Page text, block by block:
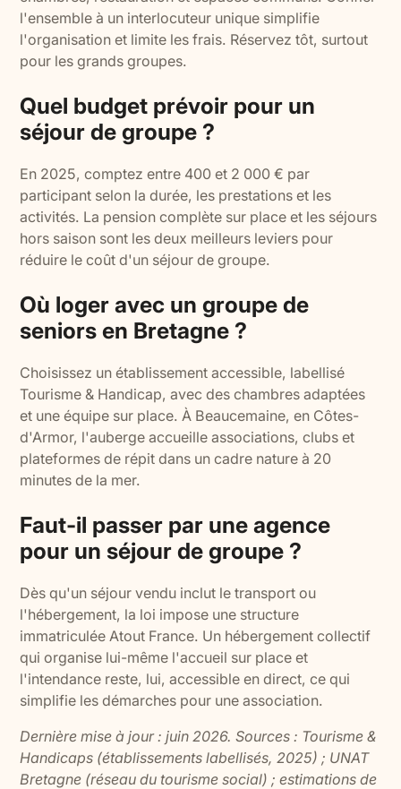
l'ensemble à un interlocuteur unique simplifie
l'organisation et limite les frais. Réservez tôt, surtout
pour les grands groupes.
Quel budget prévoir pour un
séjour de groupe ?
En 2025, comptez entre 400 et 2 000 € par
participant selon la durée, les prestations et les
activités. La pension complète sur place et les séjours
hors saison sont les deux meilleurs leviers pour
réduire le coût d'un séjour de groupe.
Où loger avec un groupe de
seniors en Bretagne ?
Choisissez un établissement accessible, labellisé
Tourisme & Handicap, avec des chambres adaptées
et une équipe sur place. À Beaucemaine, en Côtes-
d'Armor, l'auberge accueille associations, clubs et
plateformes de répit dans un cadre nature à 20
minutes de la mer.
Faut-il passer par une agence
pour un séjour de groupe ?
Dès qu'un séjour vendu inclut le transport ou
l'hébergement, la loi impose une structure
immatriculée Atout France. Un hébergement collectif
qui organise lui-même l'accueil sur place et
l'intendance reste, lui, accessible en direct, ce qui
simplifie les démarches pour une association.
Dernière mise à jour : juin 2026. Sources : Tourisme &
Handicaps (établissements labellisés, 2025) ; UNAT
Bretagne (réseau du tourisme social) ; estimations de